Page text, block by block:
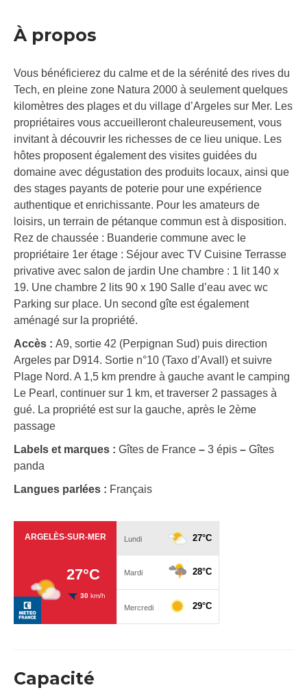
À propos
Vous bénéficierez du calme et de la sérénité des rives du
Tech, en pleine zone Natura 2000 à seulement quelques
kilomètres des plages et du village d’Argeles sur Mer. Les
propriétaires vous accueilleront chaleureusement, vous
invitant à découvrir les richesses de ce lieu unique. Les
hôtes proposent également des visites guidées du
domaine avec dégustation des produits locaux, ainsi que
des stages payants de poterie pour une expérience
authentique et enrichissante. Pour les amateurs de
loisirs, un terrain de pétanque commun est à disposition.
Rez de chaussée : Buanderie commune avec le
propriétaire 1er étage : Séjour avec TV Cuisine Terrasse
privative avec salon de jardin Une chambre : 1 lit 140 x
19. Une chambre 2 lits 90 x 190 Salle d’eau avec wc
Parking sur place. Un second gîte est également
aménagé sur la propriété.
Accès : A9, sortie 42 (Perpignan Sud) puis direction
Argeles par D914. Sortie n°10 (Taxo d’Avall) et suivre
Plage Nord. A 1,5 km prendre à gauche avant le camping
Le Pearl, continuer sur 1 km, et traverser 2 passages à
gué. La propriété est sur la gauche, après le 2ème
passage
Labels et marques : Gîtes de France – 3 épis – Gîtes
panda
Langues parlées : Français
Capacité